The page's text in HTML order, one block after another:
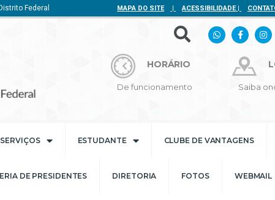
Federal MAPA DO SITE | ACESSIBILIDADE|
HORÁRIO
De funcionamento Saiba
SERVIÇOS ESTUDANTE CLUBE DE VANTAGENS
DE PRESIDENTES DIRETORIA FOTOS WEBMAIL